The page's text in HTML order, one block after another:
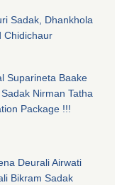
Sadak, Dhankhola
Chidichaur
Suparineta Baake
Nirman Tatha
Package !!!
Deurali Airwati
Bikram Sadak